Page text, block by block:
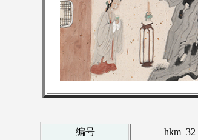
编号
hkm_32